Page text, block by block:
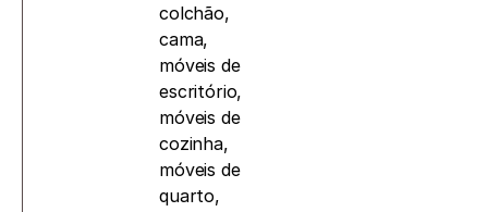
colchão,
cama,
móveis de
escritório,
móveis de
cozinha,
móveis de
quarto,